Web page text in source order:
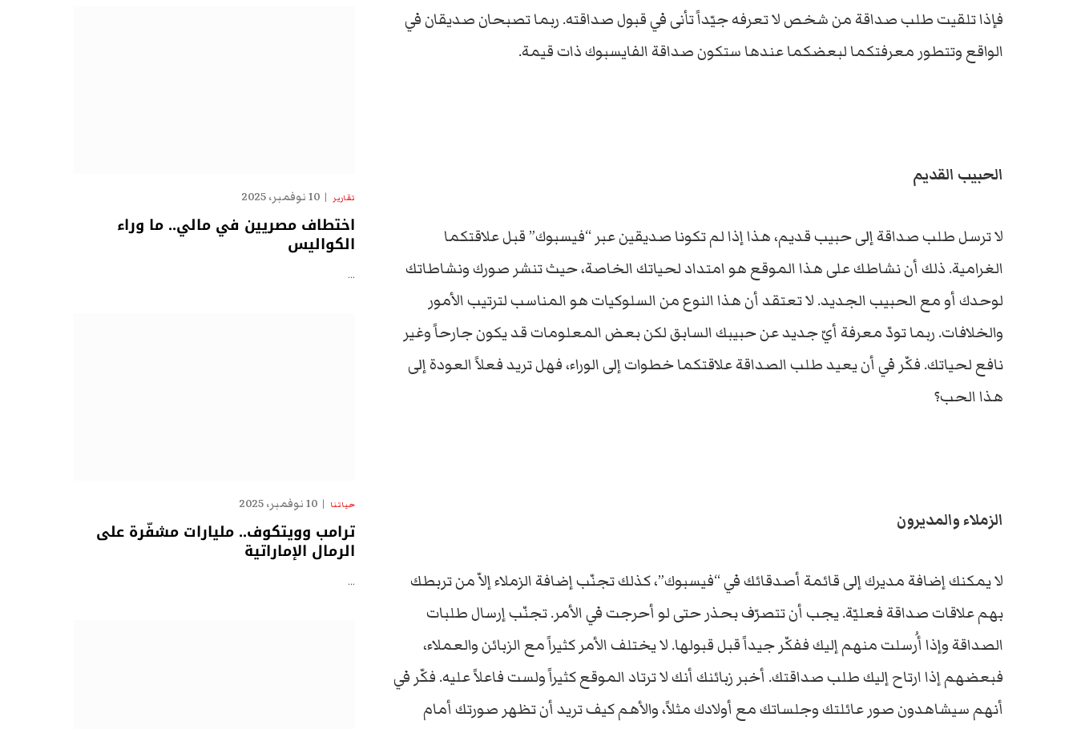
فإذا تلقيت طلب صداقة من شخص لا تعرفه جيّداً تأنى في قبول صداقته. ربما تصبحان صديقان في
الواقع وتتطور معرفتكما لبعضكما عندها ستكون صداقة الفايسبوك ذات قيمة.
الحبيب القديم
لا ترسل طلب صداقة إلى حبيب قديم، هذا إذا لم تكونا صديقين عبر “فيسبوك” قبل علاقتكما
الغرامية. ذلك أن نشاطك على هذا الموقع هو امتداد لحياتك الخاصة، حيث تنشر صورك ونشاطاتك
لوحدك أو مع الحبيب الجديد. لا تعتقد أن هذا النوع من السلوكيات هو المناسب لترتيب الأمور
والخلافات. ربما تودّ معرفة أيّ جديد عن حبيبك السابق لكن بعض المعلومات قد يكون جارحاً وغير
نافع لحياتك. فكّر في أن يعيد طلب الصداقة علاقتكما خطوات إلى الوراء، فهل تريد فعلاً العودة إلى
هذا الحب؟
الزملاء والمديرون
لا يمكنك إضافة مديرك إلى قائمة أصدقائك في “فيسبوك”، كذلك تجنّب إضافة الزملاء إلاّ من تربطك
بهم علاقات صداقة فعليّة. يجب أن تتصرّف بحذر حتى لو أحرجت في الأمر. تجنّب إرسال طلبات
الصداقة وإذا أُرسلت منهم إليك ففكّر جيداً قبل قبولها. لا يختلف الأمر كثيراً مع الزبائن والعملاء،
فبعضهم إذا ارتاح إليك طلب صداقتك. أخبر زبائنك أنك لا ترتاد الموقع كثيراً ولست فاعلاً عليه. فكّر في
أنهم سيشاهدون صور عائلتك وجلساتك مع أولادك مثلاً، والأهم كيف تريد أن تظهر صورتك أمام
تقارير 10 نوفمبر، 2025
اختطاف مصريين في مالي.. ما وراء
الكواليس
…
حياتنا 10 نوفمبر، 2025
ترامب وويتكوف.. مليارات مشفّرة على
الرمال الإماراتية
…